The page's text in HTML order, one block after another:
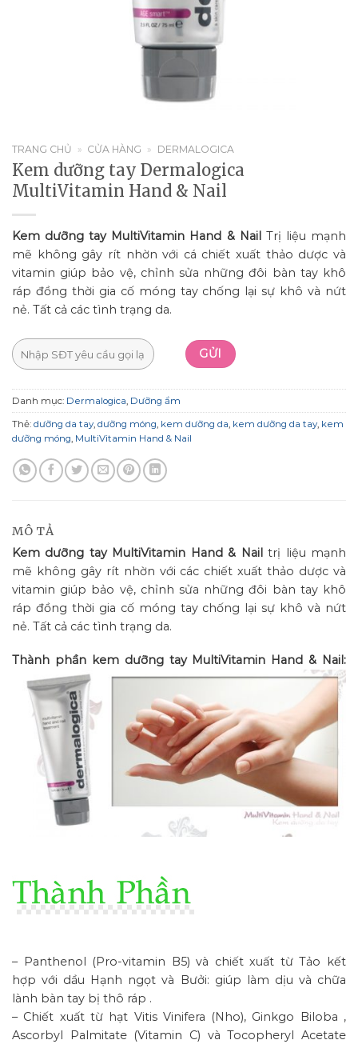
TRANG CHỦ » CỬA HÀNG » DERMALOGICA
Kem dưỡng tay Dermalogica
MultiVitamin Hand & Nail
Kem dưỡng tay MultiVitamin Hand & Nail Trị liệu mạnh
mẽ không gây rít nhờn với cá chiết xuất thảo dược và
vitamin giúp bảo vệ, chỉnh sửa những đôi bàn tay khô
ráp đồng thời gia cố móng tay chống lại sự khô và nứt
nẻ. Tất cả các tình trạng da.
Danh mục: Dermalogica, Dưỡng ẩm
Thẻ: dưỡng da tay, dưỡng móng, kem dưỡng da, kem dưỡng da tay, kem
dưỡng móng, MultiVitamin Hand & Nail
MÔ TẢ
Kem dưỡng tay MultiVitamin Hand & Nail trị liệu mạnh
mẽ không gây rít nhờn với các chiết xuất thảo dược và
vitamin giúp bảo vệ, chỉnh sửa những đôi bàn tay khô
ráp đồng thời gia cố móng tay chống lại sự khô và nứt
nẻ. Tất cả các tình trạng da.
Thành phần kem dưỡng tay MultiVitamin Hand & Nail:
– Panthenol (Pro-vitamin B5) và chiết xuất từ Tảo kết
hợp với dầu Hạnh ngọt và Bưởi: giúp làm dịu và chữa
lành bàn tay bị thô ráp .
– Chiết xuất từ hạt Vitis Vinifera (Nho), Ginkgo Biloba ,
Ascorbyl Palmitate (Vitamin C) và Tocopheryl Acetate